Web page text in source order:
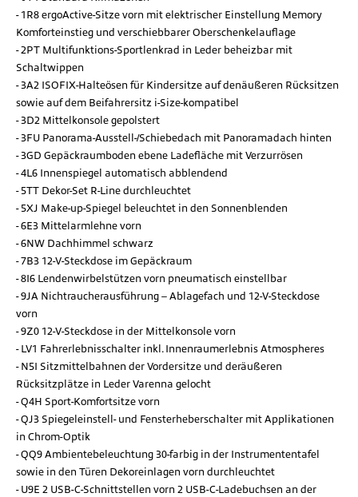
1R8 ergoActive-Sitze vorn mit elektrischer Einstellung Memory
Komforteinstieg und verschiebbarer Oberschenkelauflage
2PT Multifunktions-Sportlenkrad in Leder beheizbar mit
Schaltwippen
3A2 ISOFIX-Halteösen für Kindersitze auf denäußeren Rücksitzen
sowie auf dem Beifahrersitz i-Size-kompatibel
3D2 Mittelkonsole gepolstert
3FU Panorama-Ausstell-/Schiebedach mit Panoramadach hinten
3GD Gepäckraumboden ebene Ladefläche mit Verzurrösen
4L6 Innenspiegel automatisch abblendend
5TT Dekor-Set R-Line durchleuchtet
5XJ Make-up-Spiegel beleuchtet in den Sonnenblenden
6E3 Mittelarmlehne vorn
6NW Dachhimmel schwarz
7B3 12-V-Steckdose im Gepäckraum
8I6 Lendenwirbelstützen vorn pneumatisch einstellbar
9JA Nichtraucherausführung – Ablagefach und 12-V-Steckdose
vorn
9Z0 12-V-Steckdose in der Mittelkonsole vorn
LV1 Fahrerlebnisschalter inkl. Innenraumerlebnis Atmospheres
N5I Sitzmittelbahnen der Vordersitze und deräußeren
Rücksitzplätze in Leder Varenna gelocht
Q4H Sport-Komfortsitze vorn
QJ3 Spiegeleinstell- und Fensterheberschalter mit Applikationen
in Chrom-Optik
QQ9 Ambientebeleuchtung 30-farbig in der Instrumententafel
sowie in den Türen Dekoreinlagen vorn durchleuchtet
U9E 2 USB-C-Schnittstellen vorn 2 USB-C-Ladebuchsen an der